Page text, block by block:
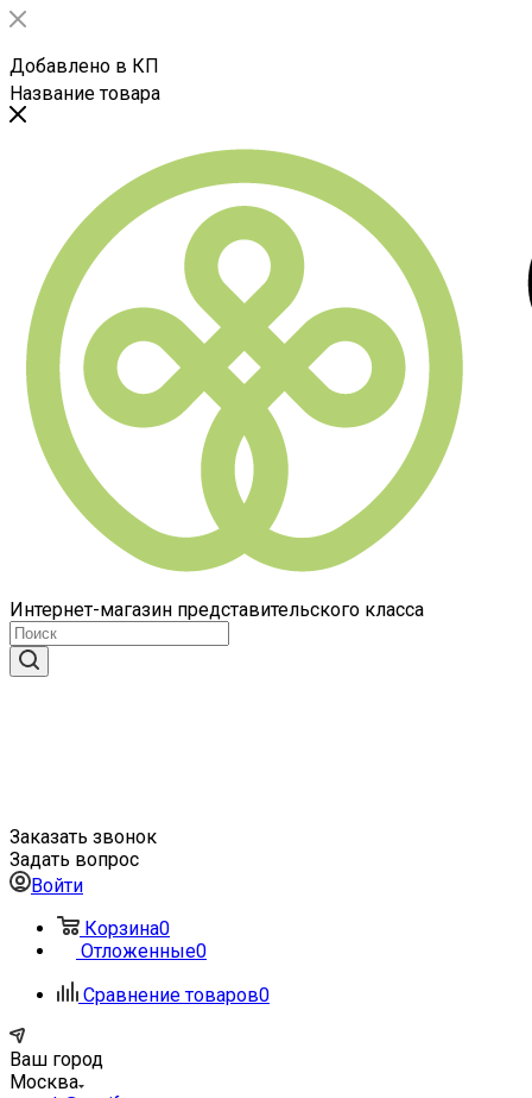
Добавлено в КП
Название товара
Интернет-магазин представительского класса
Заказать звонок
Задать вопрос
Войти
Корзина0
Отложенные0
Сравнение товаров0
Ваш город
Москва